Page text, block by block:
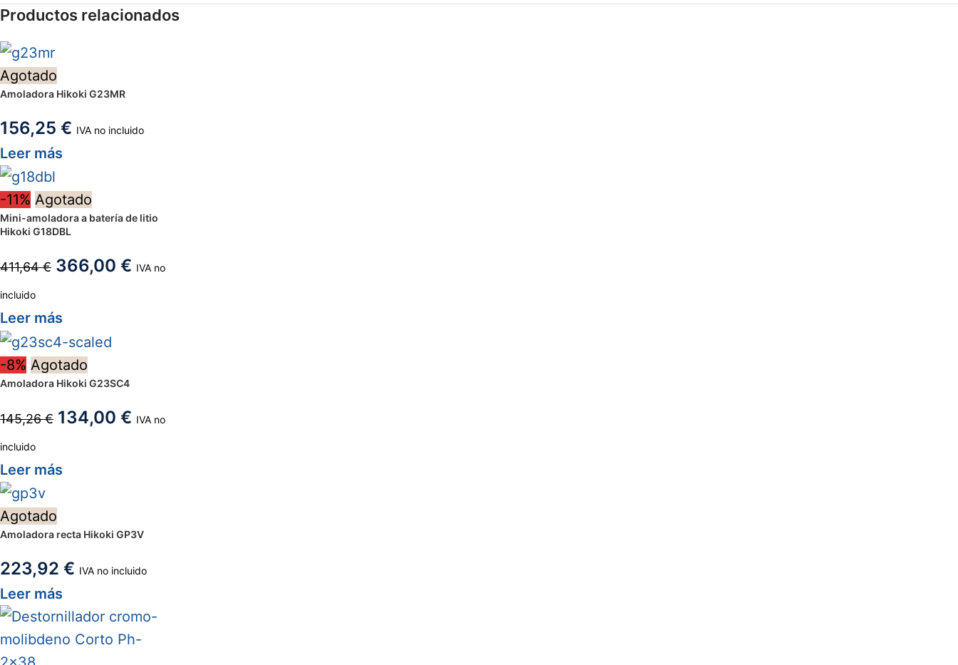
Productos relacionados
Agotado
Amoladora Hikoki G23MR
156,25 € IVA no incluido
Leer más
-11% Agotado
Mini-amoladora a batería de litio
Hikoki G18DBL
411,64€ 366,00 € IVA no
incluido
Leer más
-8% Agotado
Amoladora Hikoki G23SC4
145,26€ 134,00 € IVA no
incluido
Leer más
Agotado
Amoladora recta Hikoki GP3V
223,92 € IVA no incluido
Leer más